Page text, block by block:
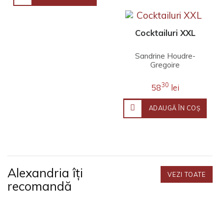
Cocktailuri XXL
Sandrine Houdre-
Gregoire
5830 lei
ADAUGĂ ÎN COŞ
Alexandria îți
recomandă
VEZI TOATE